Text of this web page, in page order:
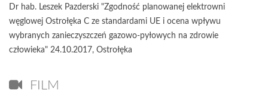
Dr hab. Leszek Pazderski "Zgodność planowanej elektrowni
węglowej Ostrołęka C ze standardami UE i ocena wpływu
wybranych zanieczyszczeń gazowo-pyłowych na zdrowie
człowieka" 24.10.2017, Ostrołęka
FILM